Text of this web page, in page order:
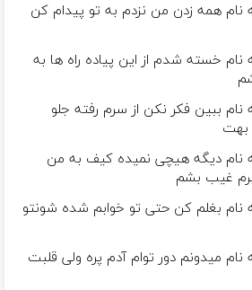
نام همه زدن من نزدم به تو پیدام کن
نام خسته شدم از این پیاده راه ها به
نام ببین فکر نکن از سرم رفته جلو
بهت
نام دیگه هیچی نمیده کیف به من
غیب بشم
نام بغلم کن حتی تو خوابم شده شونتو
میدونم دور توام آدم پره ولی قلبت